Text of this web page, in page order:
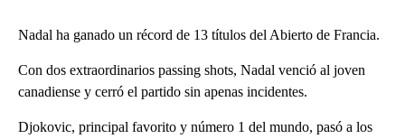
Nadal ha ganado un récord de 13 títulos del Abierto de Francia.
Con dos extraordinarios passing shots, Nadal venció al joven
canadiense y cerró el partido sin apenas incidentes.
Djokovic, principal favorito y número 1 del mundo, pasó a los